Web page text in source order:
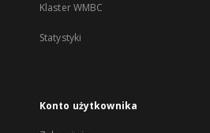
Klaster WMBC
Statystyki
Konto użytkownika